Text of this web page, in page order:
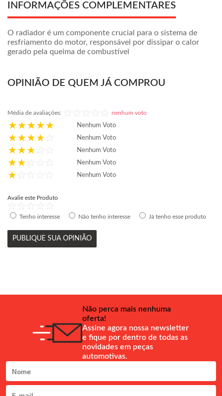
INFORMAÇÕES COMPLEMENTARES
O radiador é um componente crucial para o sistema de
resfriamento do motor, responsável por dissipar o calor
gerado pela queima de combustível
OPINIÃO DE QUEM JÁ COMPROU
Média de avaliações: nenhum voto
Nenhum Voto
Nenhum Voto
Nenhum Voto
Nenhum Voto
Nenhum Voto
Avalie este Produto
Tenho interesse Não tenho interesse Já tenho esse produto
PUBLIQUE SUA OPINIÃO
Não perca mais nenhuma
oferta!
Assine agora nossa newsletter
e fique por dentro de todas as
novidades em peças
automotivas.